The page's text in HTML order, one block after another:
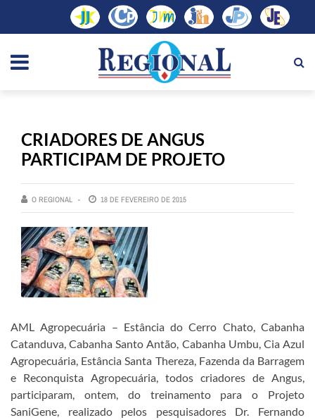
CRIADORES DE ANGUS
PARTICIPAM DE PROJETO
O REGIONAL 18 DE FEVEREIRO DE 2015
AML Agropecuária – Estância do Cerro Chato, Cabanha
Catanduva, Cabanha Santo Antão, Cabanha Umbu, Cia Azul
Agropecuária, Estância Santa Thereza, Fazenda da Barragem
e Reconquista Agropecuária, todos criadores de Angus,
participaram, ontem, do treinamento para o Projeto
SaniGene, realizado pelos pesquisadores Dr. Fernando